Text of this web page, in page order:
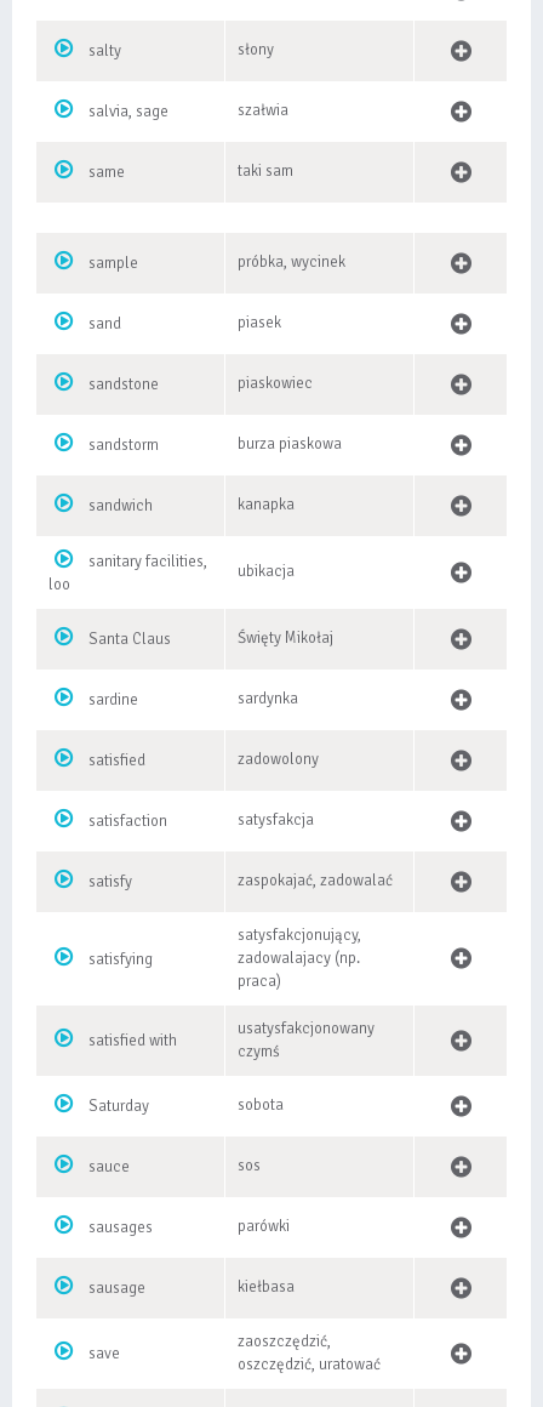
salty słony
salvia, sage szałwia
same taki sam
sample próbka, wycinek
sand piasek
sandstone piaskowiec
sandstorm burza piaskowa
sandwich kanapka
sanitary facilities,
loo
ubikacja
Santa Claus Święty Mikołaj
sardine sardynka
satisfied zadowolony
satisfaction satysfakcja
satisfy zaspokajać, zadowalać
satisfying
satysfakcjonujący,
zadowalajacy (np.
praca)
satisfied with
usatysfakcjonowany
czymś
Saturday sobota
sauce sos
sausages parówki
sausage kiełbasa
save
zaoszczędzić,
oszczędzić, uratować